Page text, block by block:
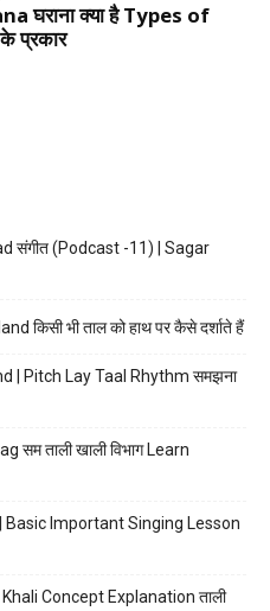
संगीत (Podcast -11) | Sagar
किसी भी ताल को हाथ पर कैसे दर्शाते हैं
| Pitch Lay Taal Rhythm समझना
ताली खाली विभाग Learn
Basic Important Singing Lesson
Concept Explanation ताली